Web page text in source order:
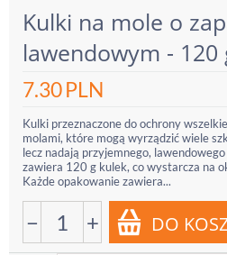
Kulki na mole o
lawendowym - 120
7.30PLN
Kulki przeznaczone do ochrony
molami, które mogą wyrządzić wiele
lecz nadają przyjemnego,
zawiera 120 g kulek, co wystarcza na
Każde opakowanie zawiera...
− +